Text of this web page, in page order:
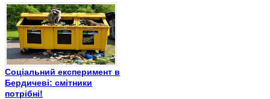
Соціальний експеримент в
Бердичеві: смітники
потрібні!